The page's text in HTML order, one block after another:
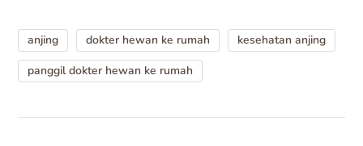
anjing dokter hewan ke rumah
kesehatan anjing
panggil dokter hewan ke rumah